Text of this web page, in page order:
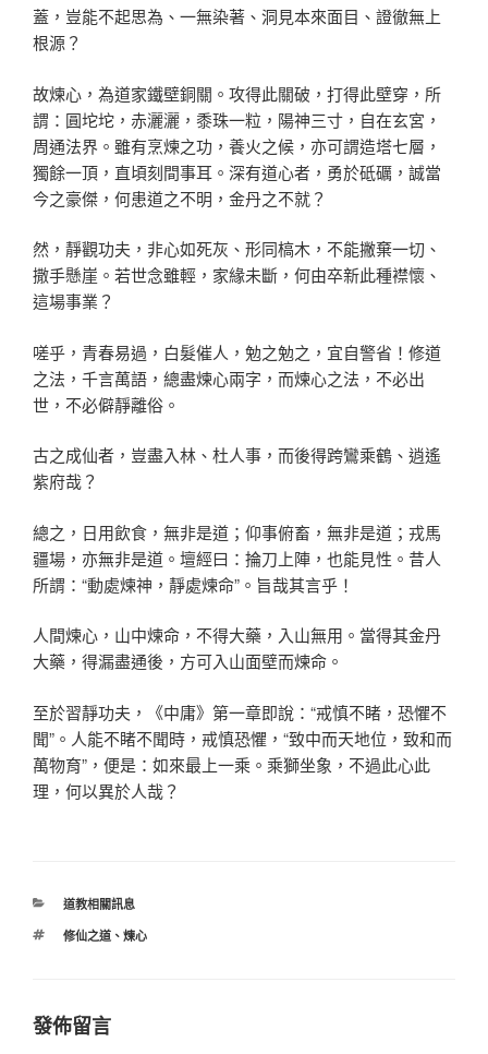
蓋，豈能不起思為、一無染著、洞見本來面目、證徹無上
根源？
故煉心，為道家鐵壁銅關。攻得此關破，打得此壁穿，所
謂：圓坨坨，赤灑灑，黍珠一粒，陽神三寸，自在玄宮，
周通法界。雖有烹煉之功，養火之候，亦可謂造塔七層，
獨餘一頂，直頃刻間事耳。深有道心者，勇於砥礪，誠當
今之豪傑，何患道之不明，金丹之不就？
然，靜觀功夫，非心如死灰、形同槁木，不能撇棄一切、
撒手懸崖。若世念雖輕，家緣未斷，何由卒新此種襟懷、
這場事業？
嗟乎，青春易過，白髮催人，勉之勉之，宜自警省！修道
之法，千言萬語，總盡煉心兩字，而煉心之法，不必出
世，不必僻靜離俗。
古之成仙者，豈盡入林、杜人事，而後得跨鸞乘鶴、逍遙
紫府哉？
總之，日用飲食，無非是道；仰事俯畜，無非是道；戎馬
疆場，亦無非是道。壇經曰：掄刀上陣，也能見性。昔人
所謂：“動處煉神，靜處煉命”。旨哉其言乎！
人間煉心，山中煉命，不得大藥，入山無用。當得其金丹
大藥，得漏盡通後，方可入山面壁而煉命。
至於習靜功夫，《中庸》第一章即說：“戒慎不睹，恐懼不
聞”。人能不睹不聞時，戒慎恐懼，“致中而天地位，致和而
萬物育”，便是：如來最上一乘。乘獅坐象，不過此心此
理，何以異於人哉？
分
道教相關訊息
標
修仙之道、 煉心
發佈留言